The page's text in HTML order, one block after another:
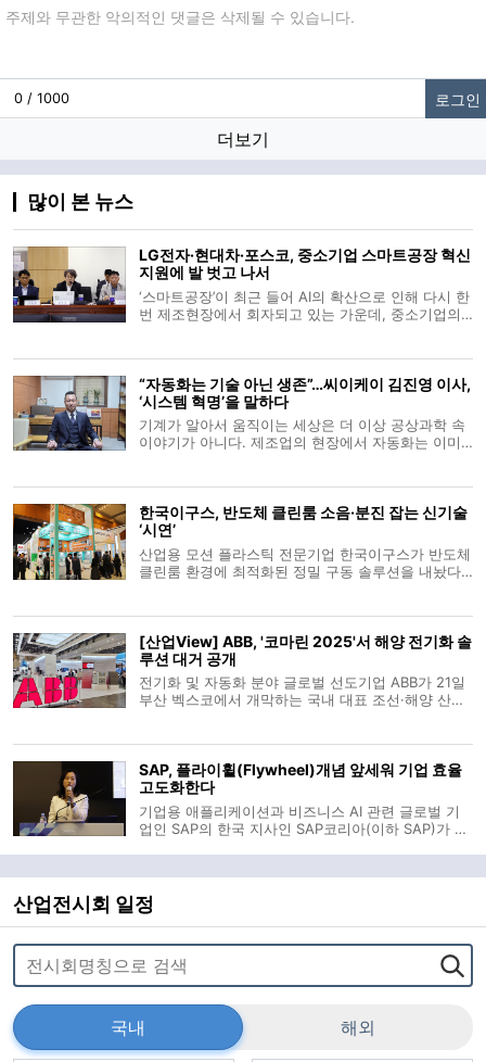
글입력
0 / 1000 로그인
더보기
많이 본 뉴스
LG전자·현대차·포스코, 중소기업 스마트공장 혁신
지원에 발 벗고 나서
‘스마트공장’이 최근 들어 AI의 확산으로 인해 다시 한
번 제조현장에서 회자되고 있는 가운데, 중소기업의
생경제와 혁신성장포럼 :
“자동화는 기술 아닌 생존”…씨이케이 김진영 이사,
‘시스템 혁명’을 말하다
기계가 알아서 움직이는 세상은 더 이상 공상과학 속
이야기가 아니다. 제조업의 현장에서 자동화는 이미
있다. 여전히 많은 중소
한국이구스, 반도체 클린룸 소음·분진 잡는 신기술
‘시연’
산업용 모션 플라스틱 전문기업 한국이구스가 반도체
클린룸 환경에 최적화된 정밀 구동 솔루션을 내놨다.
다고 12일 밝혔다. 'CFS
[산업View] ABB, '코마린 2025'서 해양 전기화 솔
루션 대거 공개
전기화 및 자동화 분야 글로벌 선도기업 ABB가 21일
부산 벡스코에서 개막하는 국내 대표 조선·해양 산업
에서 ‘해양 산업의 전기화(Mari
SAP, 플라이휠(Flywheel)개념 앞세워 기업 효율
고도화한다
기업용 애플리케이션과 비즈니스 AI 관련 글로벌 기
업인 SAP의 한국 지사인 SAP코리아(이하 SAP)가 최
점을 밝혔다. SAP 고객 자문부문의 하경남 부문장은
최근 여의도에서 열린 SAP코리아 창
산업전시회 일정
국내 해외